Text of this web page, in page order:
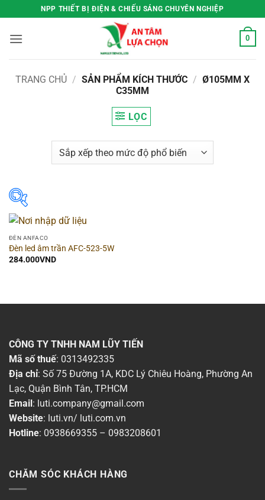
qua
nội
NPP THIẾT BỊ ĐIỆN & CHIẾU SÁNG CHUYÊN NGHIỆP
0
TRANG CHỦ / SẢN PHẨM KÍCH THƯỚC / Ø105MM X
C35MM
LỌC
Hình dạng
Chất liệu
Chống nước (IP) ▶
Màu sắc đèn
Công suất
Chiều ngang
ĐÈN ANFACO
Đèn led âm trần AFC-523-5W
284.000VND
CÔNG TY TNHH NAM LŨY TIẾN
Mã số thuế: 0313492335
Địa chỉ: Số 75 Đường 1A, KDC Lý Chiêu Hoàng, Phường An
Lạc, Quận Bình Tân, TP.HCM
Email : luti.company@gmail.com
Website: luti.vn/ luti.com.vn
Hotline: 0938669355 – 0983208601
CHĂM SÓC KHÁCH HÀNG